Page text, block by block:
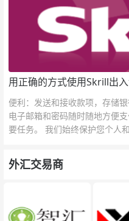
用正确的方式使用Skrill出
便利：发送和接收款项，存储
电子邮箱和密码随时随地方便
要任务。 我们始终保护您个人
外汇交易商